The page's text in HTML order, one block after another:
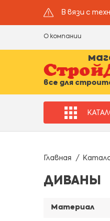
В вязи с
О компании
все для
Главная
ДИВАНЫ
Материал